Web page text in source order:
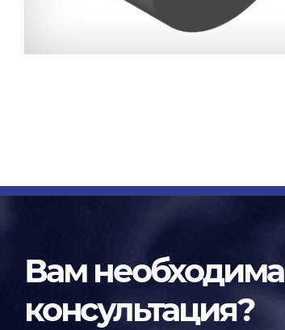
Вам необходима
консультация?